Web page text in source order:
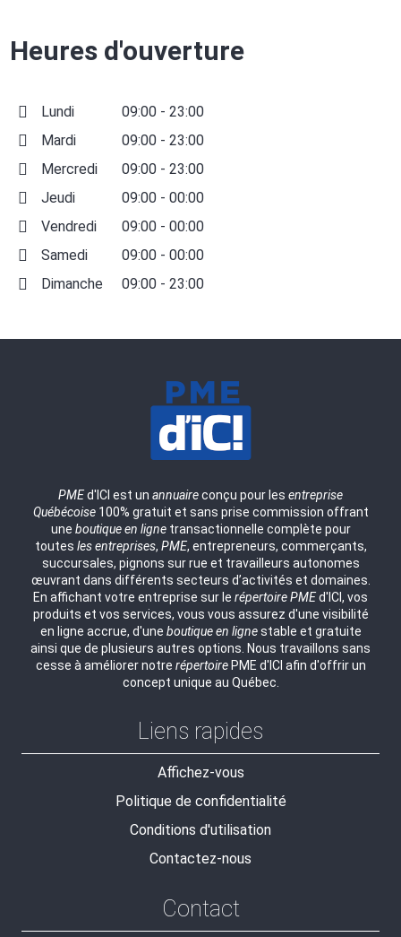
Heures d'ouverture
Lundi
09:00 - 23:00
Mardi
09:00 - 23:00
Mercredi
09:00 - 23:00
Jeudi
09:00 - 00:00
Vendredi
09:00 - 00:00
Samedi
09:00 - 00:00
Dimanche
09:00 - 23:00
PMEd'ICI est un annuaireconçu pour les entreprise
Québécoise100% gratuit et sans prise commission offrant
une boutique en lignetransactionnelle complète pour
toutes les entreprises, PME, entrepreneurs, commerçants,
succursales, pignons sur rue et travailleurs autonomes
œuvrant dans différents secteurs d’activités et domaines.
En affichant votre entreprise sur le répertoirePMEd'ICI, vos
produits et vos services, vous vous assurez d'une visibilité
en ligne accrue, d'une boutique en lignestable et gratuite
ainsi que de plusieurs autres options. Nous travaillons sans
cesse à améliorer notre répertoirePME d'ICI afin d'offrir un
concept unique au Québec.
Liens rapides
Affichez-vous
Politique de confidentialité
Conditions d'utilisation
Contactez-nous
Contact